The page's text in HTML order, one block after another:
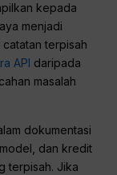
kepada
menjadi
terpisah
API daripada
masalah
dokumentasi
dan kredit
terpisah. Jika